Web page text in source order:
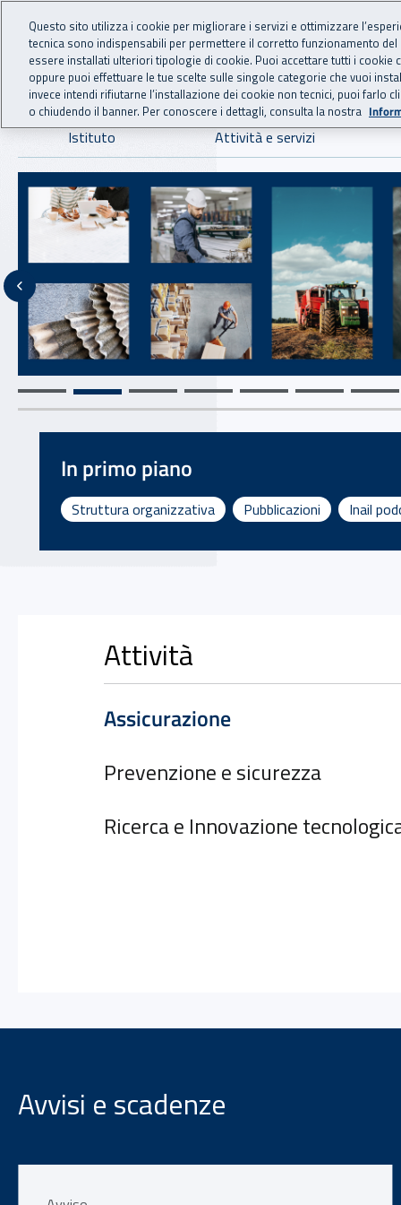
Vai al menu principale
Vai al contenuto principale
INAIL - Istituto
Navigazione principale
Istituto Attività e servizi
Notizie in evidenza
In primo piano
Struttura organizzativa Pubblicazioni Inail
Attività
Assicurazione
Prevenzione e sicurezza
Ricerca e Innovazione
Avvisi e scadenze
Questo sito utilizza i cookie per migliorare i servizi e ottimizzare
tecnica sono indispensabili per permettere il corretto funzionamento
essere installati ulteriori tipologie di cookie. Puoi accettare tutti i cookie
oppure puoi effettuare le tue scelte sulle singole categorie che vuoi
invece intendi rifiutarne l’installazione dei cookie non tecnici, puoi farlo
o chiudendo il banner. Per conoscere i dettagli, consulta la nostra